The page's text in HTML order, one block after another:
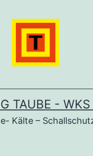
TAUBE -
Kälte –